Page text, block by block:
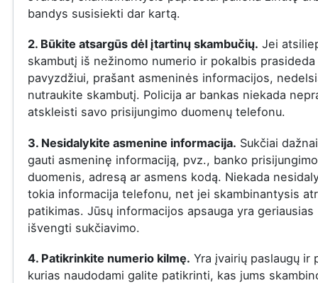
bandys susisiekti dar kartą.
2. Būkite atsargūs dėl įtartinų skambučių. Jei
skambutį iš nežinomo numerio ir pokalbis
pavyzdžiui, prašant asmeninės informacijos,
nutraukite skambutį. Policija ar bankas niekada
atskleisti savo prisijungimo duomenų telefonu.
3. Nesidalykite asmenine informacija. Sukčiai
gauti asmeninę informaciją, pvz., banko prisijungimo
duomenis, adresą ar asmens kodą. Niekada
tokia informacija telefonu, net jei skambinantysis
patikimas. Jūsų informacijos apsauga yra geriausias
išvengti sukčiavimo.
4. Patikrinkite numerio kilmę. Yra įvairių paslaugų ir
kurias naudodami galite patikrinti, kas jums